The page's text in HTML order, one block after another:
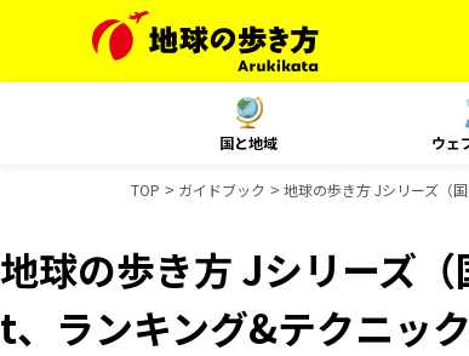
国と地域 ウェ
TOP ガイドブック 地球の歩き方 Jシリーズ（
地球の歩き方 Jシリーズ
t、ランキング&テクニッ